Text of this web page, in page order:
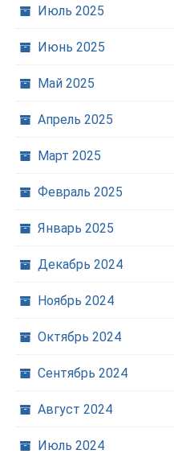
Июль 2025
Июнь 2025
Май 2025
Апрель 2025
Март 2025
Февраль 2025
Январь 2025
Декабрь 2024
Ноябрь 2024
Октябрь 2024
Сентябрь 2024
Август 2024
Июль 2024